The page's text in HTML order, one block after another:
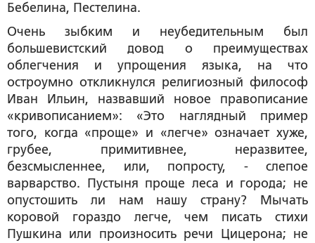
Бебелина, Пестелина.
Очень зыбким и неубедительным был
большевистский довод о преимуществах
облегчения и упрощения языка, на что
остроумно откликнулся религиозный философ
Иван Ильин, назвавший новое правописание
«кривописанием»: «Это наглядный пример
того, когда «проще» и «легче» означает хуже,
грубее, примитивнее, неразвитее,
безсмысленнее, или, попросту, - слепое
варварство. Пустыня проще леса и города; не
опустошить ли нам нашу страну? Мычать
коровой гораздо легче, чем писать стихи
Пушкина или произносить речи Цицерона; не